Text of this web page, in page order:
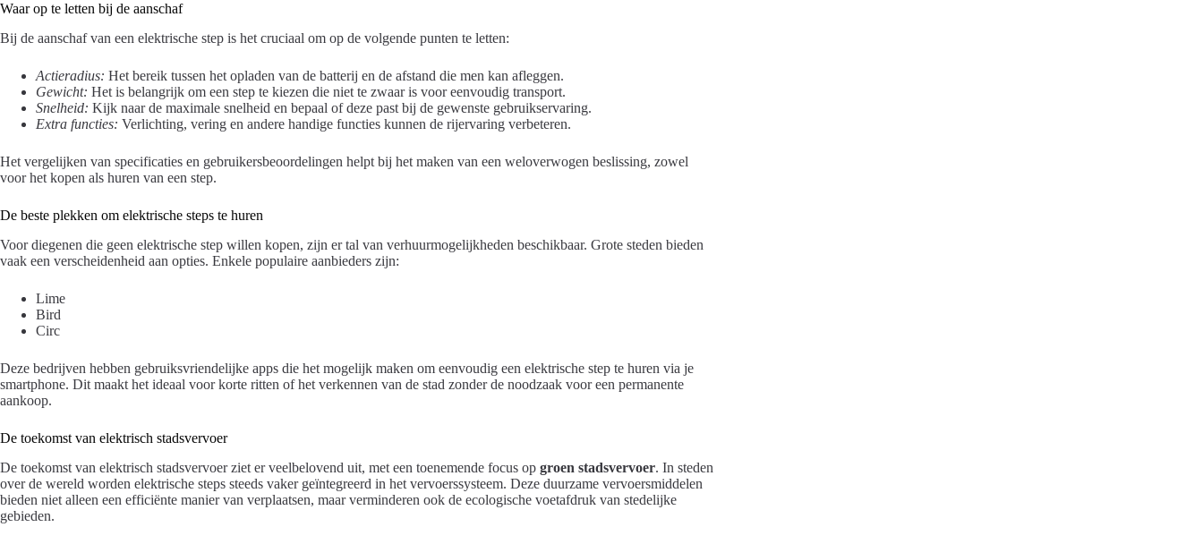
Waar op te letten bij de aanschaf
Bij de aanschaf van een elektrische step is het cruciaal om op de volgende punten te letten:
Actieradius: Het bereik tussen het opladen van de batterij en de afstand die men kan afleggen.
Gewicht: Het is belangrijk om een step te kiezen die niet te zwaar is voor eenvoudig transport.
Snelheid: Kijk naar de maximale snelheid en bepaal of deze past bij de gewenste gebruikservaring.
Extra functies: Verlichting, vering en andere handige functies kunnen de rijervaring verbeteren.
Het vergelijken van specificaties en gebruikersbeoordelingen helpt bij het maken van een weloverwogen beslissing, zowel
voor het kopen als huren van een step.
De beste plekken om elektrische steps te huren
Voor diegenen die geen elektrische step willen kopen, zijn er tal van verhuurmogelijkheden beschikbaar. Grote steden bieden
vaak een verscheidenheid aan opties. Enkele populaire aanbieders zijn:
Lime
Bird
Circ
Deze bedrijven hebben gebruiksvriendelijke apps die het mogelijk maken om eenvoudig een elektrische step te huren via je
smartphone. Dit maakt het ideaal voor korte ritten of het verkennen van de stad zonder de noodzaak voor een permanente
aankoop.
De toekomst van elektrisch stadsvervoer
De toekomst van elektrisch stadsvervoer ziet er veelbelovend uit, met een toenemende focus op groen stadsvervoer. In steden
over de wereld worden elektrische steps steeds vaker geïntegreerd in het vervoerssysteem. Deze duurzame vervoersmiddelen
bieden niet alleen een efficiënte manier van verplaatsen, maar verminderen ook de ecologische voetafdruk van stedelijke
gebieden.